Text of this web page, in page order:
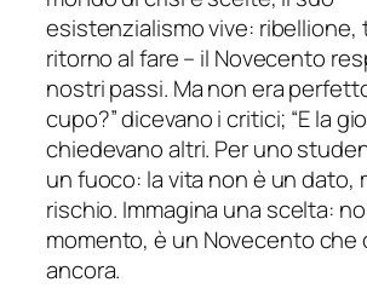
esistenzialismo vive: ribellione,
ritorno al fare – il Novecento
nostri passi. Ma non era
cupo?” dicevano i critici; “E la
chiedevano altri. Per uno
un fuoco: la vita non è un dato,
rischio. Immagina una scelta:
momento, è un Novecento che
ancora.